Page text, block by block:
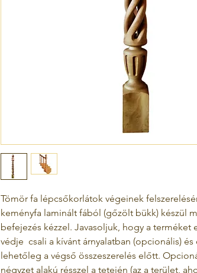
Tömör fa lépcsőkorlátok végeinek
keményfa laminált fából (gőzölt bükk) készül
befejezés kézzel. Javasoljuk, hogy a terméket
védje csali a kívánt árnyalatban (opcionális)
lehetőleg a végső összeszerelés előtt.
négyzet alakú résszel a tetején (az a terület,